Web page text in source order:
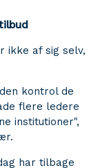
ikke af sig selv,
kontrol de
flere ledere
institutioner",
har tilbage